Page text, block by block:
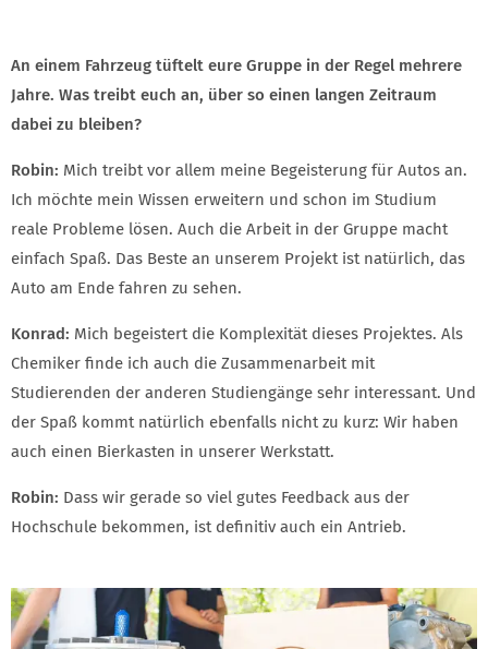
An einem Fahrzeug tüftelt eure Gruppe in der Regel mehrere
Jahre. Was treibt euch an, über so einen langen Zeitraum
dabei zu bleiben?
Robin: Mich treibt vor allem meine Begeisterung für Autos an.
Ich möchte mein Wissen erweitern und schon im Studium
reale Probleme lösen. Auch die Arbeit in der Gruppe macht
einfach Spaß. Das Beste an unserem Projekt ist natürlich, das
Auto am Ende fahren zu sehen.
Konrad: Mich begeistert die Komplexität dieses Projektes. Als
Chemiker finde ich auch die Zusammenarbeit mit
Studierenden der anderen Studiengänge sehr interessant. Und
der Spaß kommt natürlich ebenfalls nicht zu kurz: Wir haben
auch einen Bierkasten in unserer Werkstatt.
Robin: Dass wir gerade so viel gutes Feedback aus der
Hochschule bekommen, ist definitiv auch ein Antrieb.